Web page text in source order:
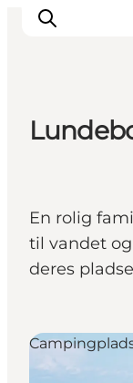
En rolig
til vandet
deres